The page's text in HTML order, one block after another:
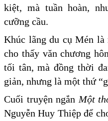
kiệt, mà tuần hoàn,
cưỡng cầu.
Khúc lãng du cụ Mén là
cho thấy văn chương
tối tân, mà đồng thời
giản, nhưng là một thứ
Cuối truyện ngắn Một
Nguyễn Huy Thiệp để